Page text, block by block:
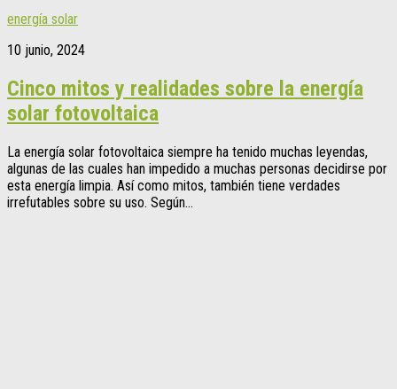
energía solar
10 junio, 2024
Cinco mitos y realidades sobre la energía
solar fotovoltaica
La energía solar fotovoltaica siempre ha tenido muchas leyendas,
algunas de las cuales han impedido a muchas personas decidirse por
esta energía limpia. Así como mitos, también tiene verdades
irrefutables sobre su uso. Según...